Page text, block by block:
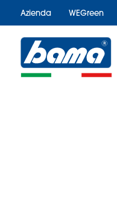
Azienda WEGreen